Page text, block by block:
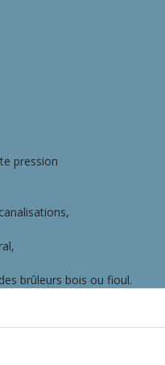
pression
brûleurs bois ou fioul.